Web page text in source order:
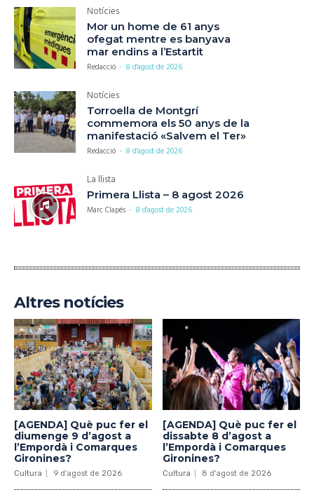
Notícies
Mor un home de 61 anys
ofegat mentre es banyava
mar endins a l’Estartit
Redacció - 8 d'agost de 2026
Notícies
Torroella de Montgrí
commemora els 50 anys de la
manifestació «Salvem el Ter»
Redacció - 8 d'agost de 2026
La llista
Primera Llista – 8 agost 2026
Marc Clapés - 8 d'agost de 2026
Altres notícies
[AGENDA] Què puc fer el
diumenge 9 d’agost a
l’Empordà i Comarques
Gironines?
Cultura 9 d'agost de 2026
[AGENDA] Què puc fer el
dissabte 8 d’agost a
l’Empordà i Comarques
Gironines?
Cultura 8 d'agost de 2026